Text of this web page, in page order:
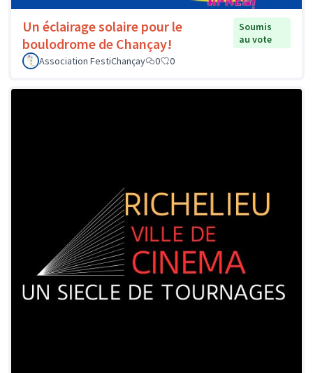
Un éclairage solaire pour le
boulodrome de Chançay!
Soumis
au vote
Association FestiChançay
0 0